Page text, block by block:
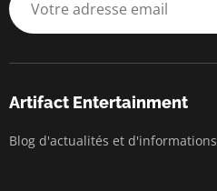
Artifact Entertainment
Blog d'actualités et d'informations